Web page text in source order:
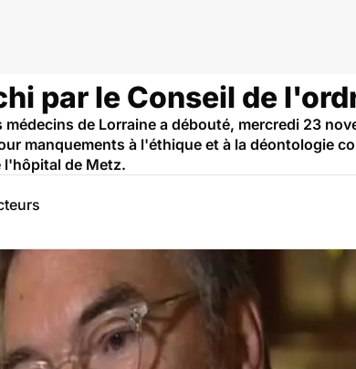
par le Conseil de
de Lorraine a débouté, mercredi 23
manquements à l'éthique et à la déontologie
l'hôpital de Metz.